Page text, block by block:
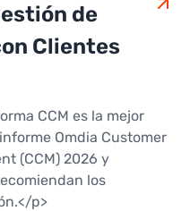
de
Clientes
CCM es la mejor
Omdia Customer
(CCM) 2026 y
los
p>